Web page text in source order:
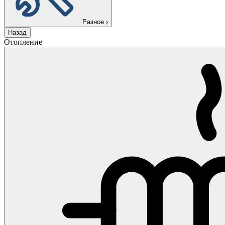
Разное ›
Назад
Отопление